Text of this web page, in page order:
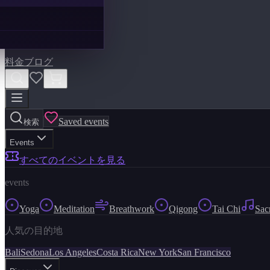
料金ブログ
検索 Saved events
Events
すべてのイベントを見る
events
Yoga Meditation Breathwork Qigong Tai Chi
人気の目的地
BaliSedonaLos AngelesCosta RicaNew YorkSan Francisco